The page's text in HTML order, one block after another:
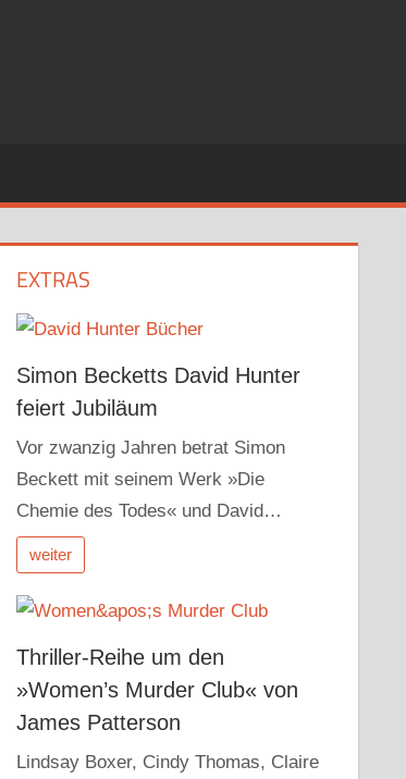
EXTRAS
Simon Becketts David Hunter
feiert Jubiläum
Vor zwanzig Jahren betrat Simon
Beckett mit seinem Werk »Die
Chemie des Todes« und David…
weiter
Thriller-Reihe um den
»Women’s Murder Club« von
James Patterson
Lindsay Boxer, Cindy Thomas, Claire